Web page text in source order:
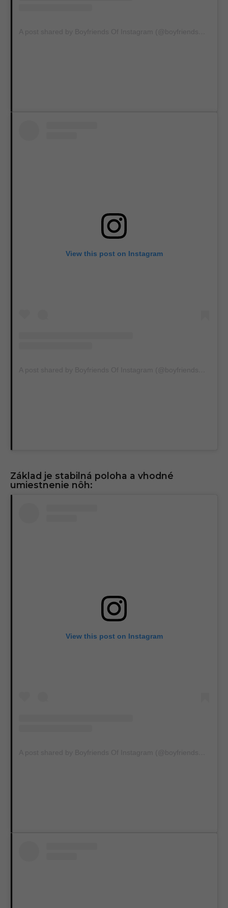
View this post on Instagram
Základ je stabilná poloha a vhodné
umiestnenie nôh:
View this post on Instagram